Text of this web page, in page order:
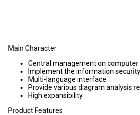
Main Character
Central management on
Implement the information
Multi-language interface
Provide various diagram analysis
High expansibility
Product Features